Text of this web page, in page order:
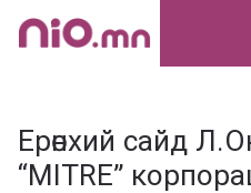
Skip
Ерөнхий сайд
“MITRE”